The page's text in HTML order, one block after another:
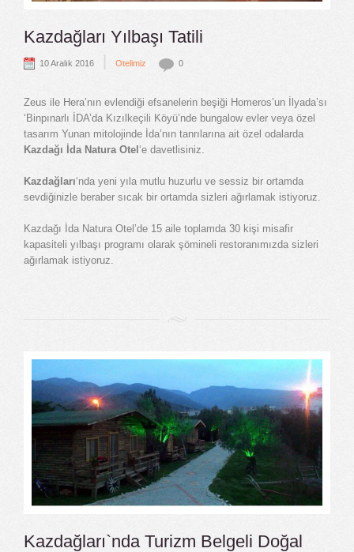
Kazdağları Yılbaşı Tatili
10 Aralık 2016 Otelimiz 0
Zeus ile Hera’nın evlendiği efsanelerin beşiği Homeros’un İlyada’sı
‘Binpınarlı İDA’da Kızılkeçili Köyü’nde bungalow evler veya özel
tasarım Yunan mitolojinde İda’nın tanrılarına ait özel odalarda
Kazdağı İda Natura Otel ‘e davetlisiniz.
Kazdağları‘nda yeni yıla mutlu huzurlu ve sessiz bir ortamda
sevdiğinizle beraber sıcak bir ortamda sizleri ağırlamak istiyoruz.
Kazdağı İda Natura Otel’de 15 aile toplamda 30 kişi misafir
kapasiteli yılbaşı programı olarak şömineli restoranımızda sizleri
ağırlamak istiyoruz.
Kazdağları`nda Turizm Belgeli Doğal